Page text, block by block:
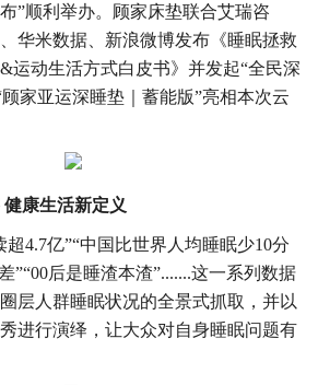
”顺利举办。顾家床垫联合艾瑞咨
华米数据、新浪微博发布《睡眠拯救
运动生活方式白皮书》并发起“全民深
家亚运深睡垫｜蓄能版”亮相本次云
健康生活新定义
超4.7亿”“中国比世界人均睡眠少10分
”“00后是睡渣本渣”.......这一系列数据
层人群睡眠状况的全景式抓取，并以
进行演绎，让大众对自身睡眠问题有